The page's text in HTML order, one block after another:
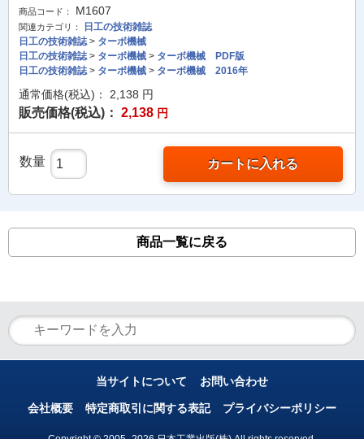
商品コード： M1607
関連カテゴリ：
日工の技術雑誌
日工の技術雑誌> ターボ機械
日工の技術雑誌> ターボ機械 > ターボ機械 PDF版
日工の技術雑誌> ターボ機械 > ターボ機械 2016年
通常価格(税込)： 2,138 円
販売価格(税込)： 2,138 円
数量 カートに入れる
商品一覧に戻る
当サイトについて お問い合わせ
会社概要 特定商取引に関する表記 プライバシーポリシー